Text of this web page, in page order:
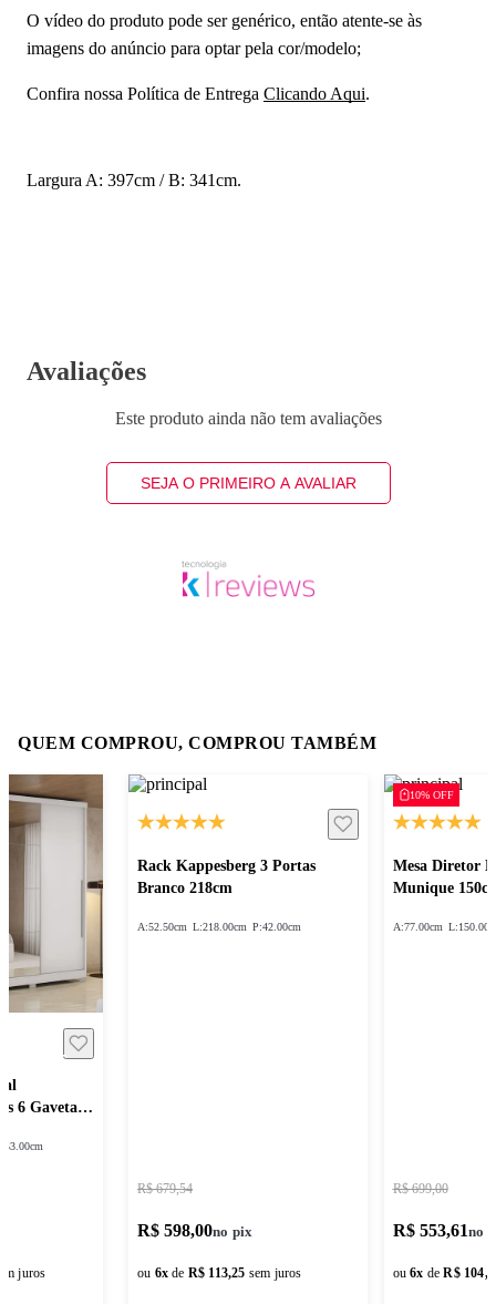
O vídeo do produto pode ser genérico, então atente-se às
imagens do anúncio para optar pela cor/modelo;
Confira nossa Política de Entrega Clicando Aqui.
Largura A: 397cm / B: 341cm.
Avaliações
Este produto ainda não tem avaliações
SEJA O PRIMEIRO A AVALIAR
QUEM COMPROU, COMPROU TAMBÉM
Rack Kappesberg 3 Portas
Branco 218cm
A:52.50cm L:218.00cm P:42.00cm
R$ 679,54
R$ 598,00
ou 6x de R$ 113,25 sem juros
10% OFF
Mesa Diretor
Munique
A:77.00cm L:
R$ 699,00
R$ 553,61
ou6x de R$
6 Gavetas
53.00cm
juros